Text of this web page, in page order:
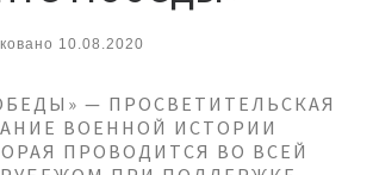
10.08.2020
— ПРОСВЕТИТЕЛЬСКАЯ
ВОЕННОЙ ИСТОРИИ
ПРОВОДИТСЯ ВО ВСЕЙ